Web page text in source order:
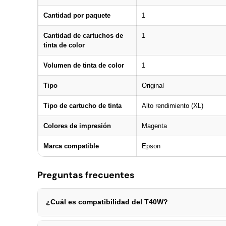
Cantidad por paquete 1
Cantidad de cartuchos de
tinta de color
1
Volumen de tinta de color 1
Tipo Original
Tipo de cartucho de tinta Alto rendimiento (XL)
Colores de impresión Magenta
Marca compatible Epson
Preguntas frecuentes
¿Cuál es compatibilidad del T40W?